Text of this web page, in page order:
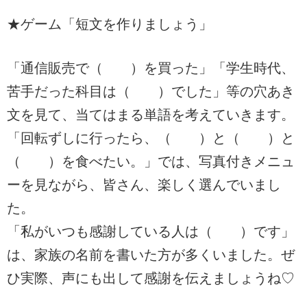
★ゲーム「短文を作りましょう」
「通信販売で（ ）を買った」「学生時代、
苦手だった科目は（ ）でした」等の穴あき
文を見て、当てはまる単語を考えていきます。
「回転ずしに行ったら、（ ）と（ ）と
（ ）を食べたい。」では、写真付きメニュ
ーを見ながら、皆さん、楽しく選んでいまし
た。
「私がいつも感謝している人は（ ）です」
は、家族の名前を書いた方が多くいました。ぜ
ひ実際、声にも出して感謝を伝えましょうね♡